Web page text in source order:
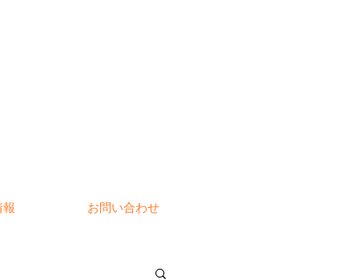
お問い合わせ